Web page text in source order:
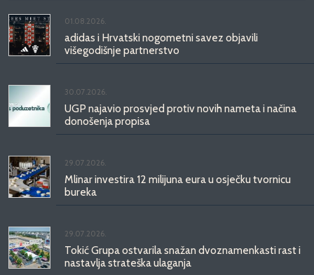
01.08.2026.
adidas i Hrvatski nogometni savez objavili
višegodišnje partnerstvo
30.07.2026.
UGP najavio prosvjed protiv novih nameta i načina
donošenja propisa
29.07.2026.
Mlinar investira 12 milijuna eura u osječku tvornicu
bureka
29.07.2026.
Tokić Grupa ostvarila snažan dvoznamenkasti rast i
nastavlja strateška ulaganja